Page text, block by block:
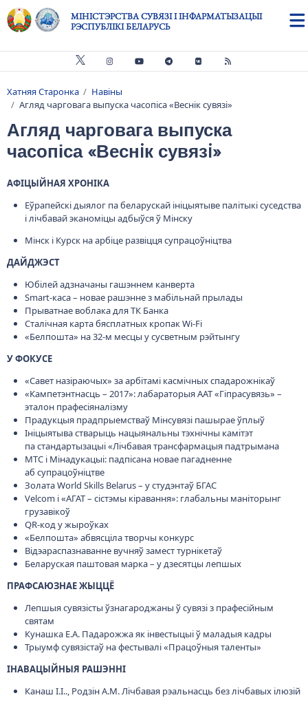
Skip to main content
МІНІСТЭРСТВА СУВЯЗІ І ІНФАРМАТЫЗАЦЫІ
РЭСПУБЛІКІ БЕЛАРУСЬ
Breadcrumb
Хатняя Старонка
Навіны
Агляд чарговага выпуска часопіса «Веснiк сувязi»
Агляд чарговага выпуска
часопіса «Веснiк сувязi»
АФІЦЫЙНАЯ ХРОНІКА
Еўрапейскі дыялог па беларускай ініцыятыве палітыкі суседства
і лічбавай эканоміцы адбыўся ў Мінску
Мінск і Курск на арбіце развіцця супрацоўніцтва
ДАЙДЖЭСТ
Юбілей адзначаны гашэннем канверта
Smart-каса – новае рашэнне з мабільнай прылады
Прыватнае воблака для ТК Банка
Сталічная карта бясплатных кропак Wi-Fi
«Белпошта» на 32-м месцы у сусветным рэйтынгу
У ФОКУСЕ
«Савет назіраючых» за арбітамі касмічных спадарожнікаў
«Кампетэнтнасць – 2017»: лабараторыя ААТ «Гіпрасувязь» –
эталон прафесіяналізму
Прадукцыя прадпрыемстваў Мінсувязі пашырае ўплыў
Ініцыятыва стварыць нацыянальны тэхнічны камітэт
па стандартызацыі «Лічбавая трансфармацыя падтрымана
МТС і Мінадукацыі: падпісана новае пагадненне
аб супрацоўніцтве
Золата World Skills Belarus – у студэнтаў БГАС
Velcom і «АГАТ – сістэмы кіравання»: глабальны маніторынг
грузавікоў
QR-код у жыроўках
«Белпошта» абвясціла творчы конкурс
Відэараспазнаванне вучняў замест турнікетаў
Беларуская паштовая марка – у дзесятцы лепшых
ПРАФСАЮЗНАЕ ЖЫЦЦЁ
Лепшыя сувязісты ўзнагароджаны ў сувязі з прафесійным
святам
Кунашка Е.А. Падарожжа як інвестыцыі ў маладыя кадры
Трыумф сувязістаў на фестывалі «Працоўныя таленты»
ІНАВАЦЫЙНЫЯ РАШЭННІ
Канаш І.І.., Родзін А.М. Лічбавая рэальнасць без лічбавых ілюзій